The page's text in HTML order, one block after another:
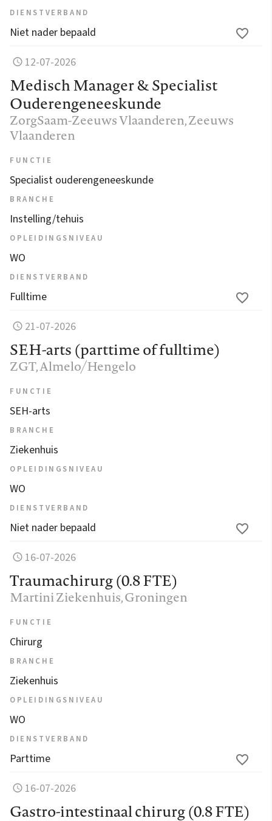
DIENSTVERBAND
Niet nader bepaald
12-07-2026
Medisch Manager & Specialist
Ouderengeneeskunde
ZorgSaam-Zeeuws Vlaanderen, Zeeuws
Vlaanderen
FUNCTIE
Specialist ouderengeneeskunde
BRANCHE
Instelling/tehuis
OPLEIDINGSNIVEAU
WO
DIENSTVERBAND
Fulltime
21-07-2026
SEH-arts (parttime of fulltime)
ZGT, Almelo/Hengelo
FUNCTIE
SEH-arts
BRANCHE
Ziekenhuis
OPLEIDINGSNIVEAU
WO
DIENSTVERBAND
Niet nader bepaald
16-07-2026
Traumachirurg (0.8 FTE)
Martini Ziekenhuis, Groningen
FUNCTIE
Chirurg
BRANCHE
Ziekenhuis
OPLEIDINGSNIVEAU
WO
DIENSTVERBAND
Parttime
16-07-2026
Gastro-intestinaal chirurg (0.8 FTE)